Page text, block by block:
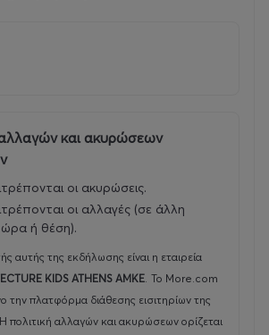
2026, 10:30-12:00
2027, 10:30-12:00
2027, 10:30-12:00
2027, 10:30-12:00
2027, 10:30-12:00
2027, 10:30-12:00
αλλαγών και ακυρώσεων
οι ακυρώσεις.
οι αλλαγές (σε άλλη
ή θέση).
αυτής της εκδήλωσης είναι η εταιρεία
KIDS ATHENS AMKE. Το More.com
την πλατφόρμα διάθεσης εισιτηρίων της
πολιτική αλλαγών και ακυρώσεων ορίζεται